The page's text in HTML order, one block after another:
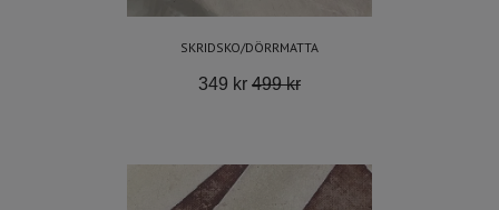
SKRIDSKO/DÖRRMATTA
349 kr 499 kr